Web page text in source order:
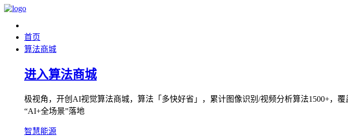
首页
算法商城
进入算法商城
极视角，开创AI视觉算法商城，算法「多快好省」，累计图像识别/视频分析算法1500+，
“AI+全场景”落地
智慧能源